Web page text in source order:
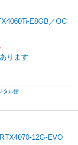
E8GB／OC
ります
タル館
12G-EVO